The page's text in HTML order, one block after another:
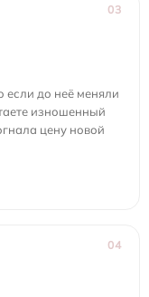
03
до неё меняли
изношенный
цену новой
04